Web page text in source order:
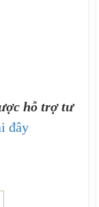
hỗ trợ tư
đây